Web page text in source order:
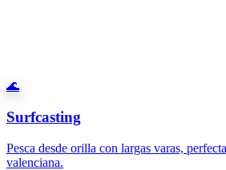
🌊
Surfcasting
Pesca desde orilla con largas varas,
valenciana.